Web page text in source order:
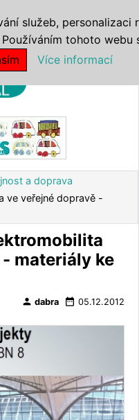
a doprava
ve veřejné dopravě -
materiály ke
person dabra date_range 05.12.2012
služeb, personalizaci
tohoto webu
Více informací